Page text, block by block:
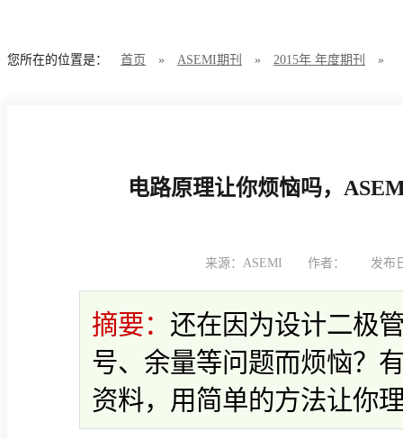
您所在的位置是： 首页 » ASEMI期刊 » 2015年 年度期刊 »
电路原理让你烦恼吗，
来源：ASEMI 作者： 发布
摘要： 还在因为设计二极
号、余量等问题而烦恼？
资料，用简单的方法让你